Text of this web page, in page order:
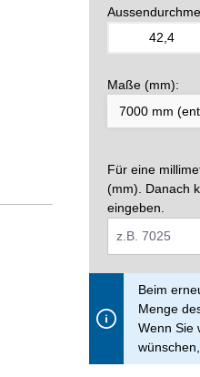
42,4
Maße (mm):
Für eine
(mm). Danach
eingeben.
Beim
Menge
Wenn Sie